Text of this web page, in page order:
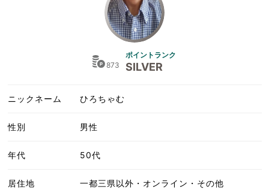
873
ポイントランク
SILVER
ニックネーム ひろちゃむ
性別 男性
年代 50代
居住地 一都三県以外・オンライン・その他